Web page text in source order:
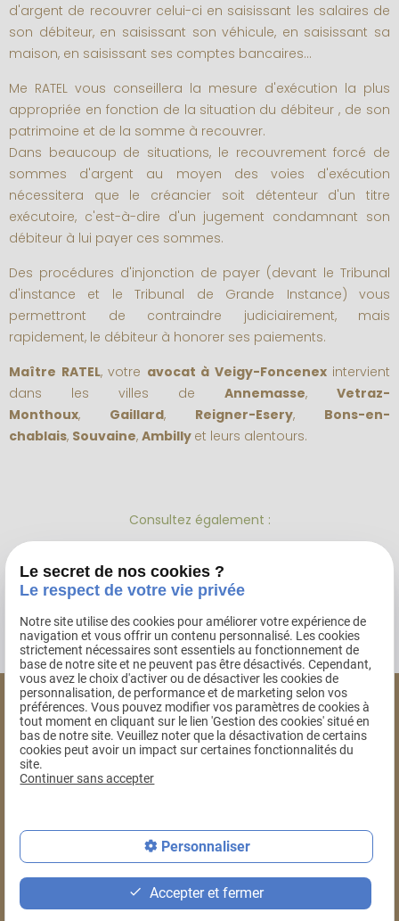
phone
mail
d'argent de recouvrer celui-ci en saisissant les salaires de
son débiteur, en saisissant son véhicule, en saisissant sa
maison, en saisissant ses comptes bancaires...
Me RATEL vous conseillera la mesure d'exécution la plus
appropriée en fonction de la situation du débiteur , de son
patrimoine et de la somme à recouvrer.
Dans beaucoup de situations, le recouvrement forcé de
sommes d'argent au moyen des voies d'exécution
nécessitera que le créancier soit détenteur d'un titre
exécutoire, c'est-à-dire d'un jugement condamnant son
débiteur à lui payer ces sommes.
Des procédures d'injonction de payer (devant le Tribunal
d'instance et le Tribunal de Grande Instance) vous
permettront de contraindre judiciairement, mais
rapidement, le débiteur à honorer ses paiements.
Maître RATEL, votre avocat à Veigy-Foncenexintervient
dans les villes de Annemasse, Vetraz-
Monthoux, Gaillard, Reigner-Esery, Bons-en-
chablais, Souvaine, Ambilly et leurs alentours.
Consultez également :
Droit des contrats
Responsabilité contractuelle
Isabelle Ratel
AVOCAT AU BARREAU
DE THONON-LES-BAINS
Plan du site
Politique de confidentialité
Le secret de nos cookies ?
Le respect de votre vie privée
Notre site utilise des cookies pour améliorer votre expérience de
navigation et vous offrir un contenu personnalisé. Les cookies
strictement nécessaires sont essentiels au fonctionnement de
base de notre site et ne peuvent pas être désactivés. Cependant,
vous avez le choix d'activer ou de désactiver les cookies de
personnalisation, de performance et de marketing selon vos
préférences. Vous pouvez modifier vos paramètres de cookies à
tout moment en cliquant sur le lien 'Gestion des cookies' situé en
bas de notre site. Veuillez noter que la désactivation de certains
cookies peut avoir un impact sur certaines fonctionnalités du
site.
Continuer sans accepter
Personnaliser
Accepter et fermer